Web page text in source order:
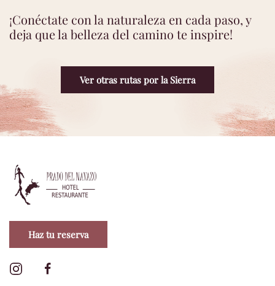
¡Conéctate con la naturaleza en cada paso, y
deja que la belleza del camino te inspire!
Ver otras rutas por la Sierra
Haz tu reserva